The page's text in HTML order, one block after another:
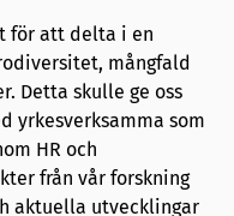
för att delta i en
mångfald
Detta skulle ge oss
yrkesverksamma som
HR och
från vår forskning
aktuella utvecklingar